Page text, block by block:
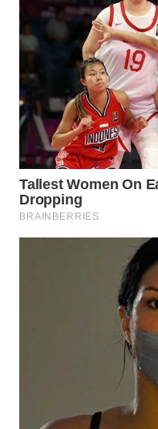
Media
Group
WAHANA
TANI
WAHANA
ADVOKAT
WAHANA
WAHANA